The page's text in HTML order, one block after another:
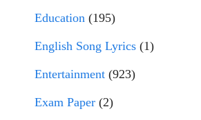
Education (195)
English Song Lyrics (1)
Entertainment (923)
Exam Paper (2)